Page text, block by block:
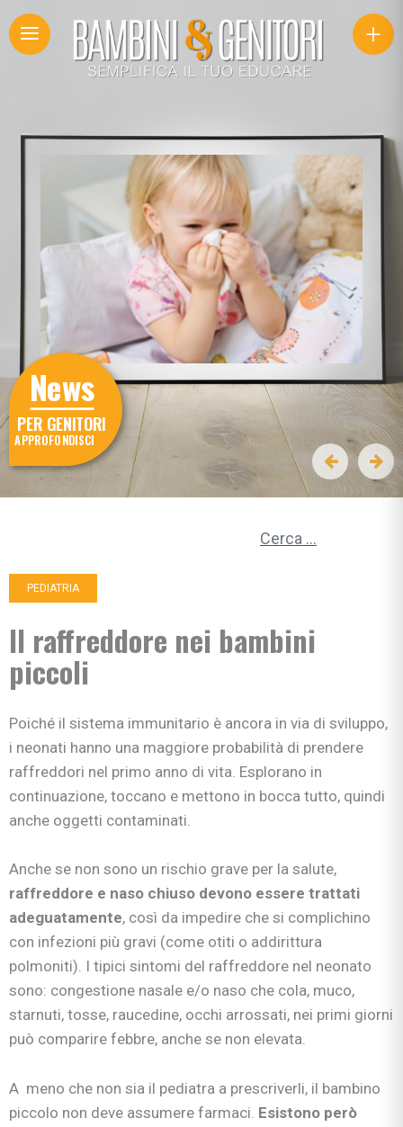
+
News
PER GENITORI
APPROFONDISCI
PEDIATRIA
Il raffreddore nei bambini
piccoli
Poiché il sistema immunitario è ancora in via di sviluppo,
i neonati hanno una maggiore probabilità di prendere
raffreddori nel primo anno di vita. Esplorano in
continuazione, toccano e mettono in bocca tutto, quindi
anche oggetti contaminati.
Anche se non sono un rischio grave per la salute,
raffreddore e naso chiuso devono essere trattati
adeguatamente, così da impedire che si complichino
con infezioni più gravi (come otiti o addirittura
polmoniti). I tipici sintomi del raffreddore nel neonato
sono: congestione nasale e/o naso che cola, muco,
starnuti, tosse, raucedine, occhi arrossati, nei primi giorni
può comparire febbre, anche se non elevata.
A meno che non sia il pediatra a prescriverli, il bambino
piccolo non deve assumere farmaci. Esistono però